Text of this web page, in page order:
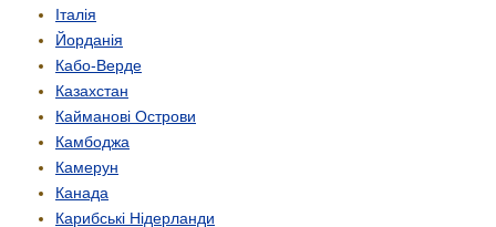
Італія
Йорданія
Кабо-Верде
Казахстан
Кайманові Острови
Камбоджа
Камерун
Канада
Карибські Нідерланди